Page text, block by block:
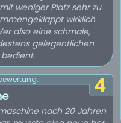
weniger Platz sehr zu
wirklich
gelegentlichen
4
nach 20 Jahren